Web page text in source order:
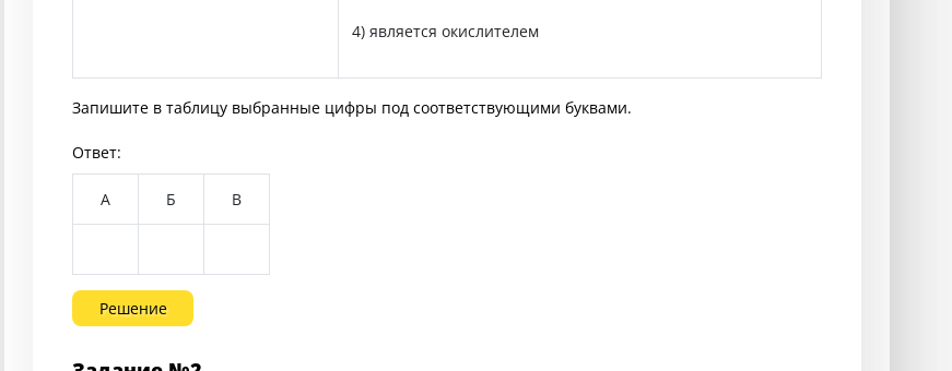
4) является окислителем
Запишите в таблицу выбранные цифры под соответствующими буквами.
Ответ:
А Б В
Решение